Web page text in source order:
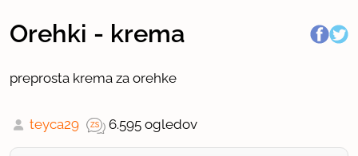
Orehki - krema
preprosta krema za orehke
teyca29 6.595 ogledov